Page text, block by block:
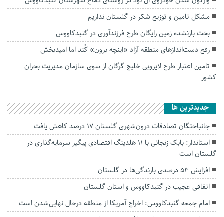
مشکل تامین و توزیع شکر در گلستان نداریم
بخت بازنشده زمین رایگان طرح فرزندآوری در گنبدکاووس
رفع‌ دست‌انداز‌های منطقه آزاد «اینچه برون» کُند اما امیدبخش
تامین اعتبار طرح لایروبی خلیج گرگان از سوی سازمان مدیریت بحران
کشور
جديدترين ها
جانباختگان تصادفات درون‌شهری گلستان ۱۷ درصد کاهش یافت
استاندار: بابک زنجانی با ۱۱ هلدینگ اقتصادی پیگیر سرمایه‌گذاری در
گلستان است
افزایش ۵۳ درصدی بارندگی‌ها در گلستان
اتفاقی عجیب در‌ گنبدکاووس و استان گلستان
امام جمعه گنبدکاووس: اخراج آمریکا از منطقه درحال نهایی‌شدن است